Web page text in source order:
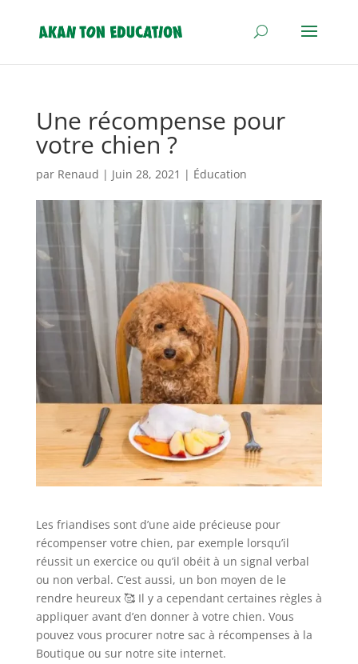
Une récompense pour
votre chien ?
par Renaud | Juin 28, 2021 | Éducation
Les friandises sont d’une aide précieuse pour
récompenser votre chien, par exemple lorsqu’il
réussit un exercice ou qu’il obéit à un signal verbal
ou non verbal. C’est aussi, un bon moyen de le
rendre heureux 🥰 Il y a cependant certaines règles à
appliquer avant d’en donner à votre chien. Vous
pouvez vous procurer notre sac à récompenses à la
Boutique ou sur notre site internet.